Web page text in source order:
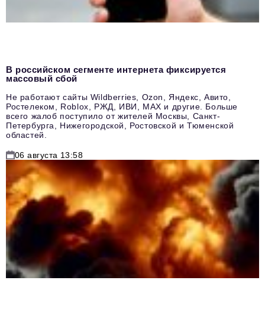
В российском сегменте интернета фиксируется
массовый сбой
Не работают сайты Wildberries, Ozon, Яндекс, Авито,
Ростелеком, Roblox, РЖД, ИВИ, MAX и другие. Больше
всего жалоб поступило от жителей Москвы, Санкт-
Петербурга, Нижегородской, Ростовской и Тюменской
областей.
06 августа 13:58